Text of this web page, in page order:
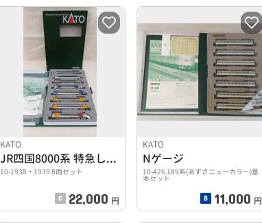
KATO
JR四国8000系 特急しおかぜ・いしづち
10-1938・1939 8両セット
22,000 円
KATO
Nゲージ
10-426 189系(あずさニューカラー)基
本セット
11,000 円